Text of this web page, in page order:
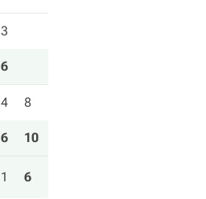
3
6
4 8
6 10
1 6